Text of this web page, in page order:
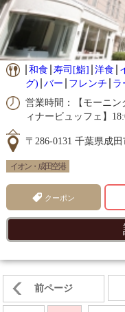
和食 寿司[鮨] 洋食
グ) バー フレンチ ラ
営業時間：【モーニン
ィナービュッフェ】
〒286-0131 千葉県成
イオン・成田空港
クーポン
前ページ